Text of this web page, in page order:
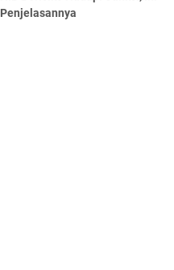
Penjelasannya